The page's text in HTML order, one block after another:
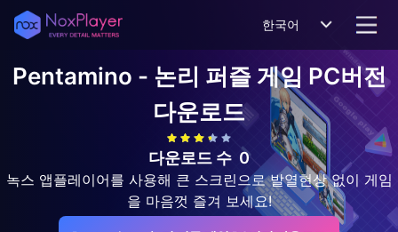
한국어
Pentamino - 논리 퍼즐 게임 PC버전
다운로드
다운로드 수 0
녹스 앱플레이어를 사용해 큰 스크린으로 발열현상 없이 게임
을 마음껏 즐겨 보세요!